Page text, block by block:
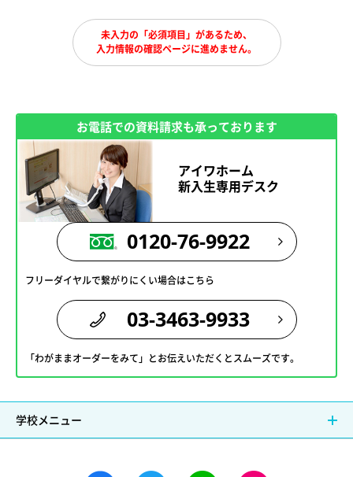
未入力の「必須項目」があるため、
入力情報の確認ページに進めません。
お電話での資料請求も承っております
アイワホーム
新入生専用デスク
0120-76-9922
フリーダイヤルで繋がりにくい場合はこちら
03-3463-9933
「わがままオーダーをみて」とお伝えいただくとスムーズです。
学校メニュー